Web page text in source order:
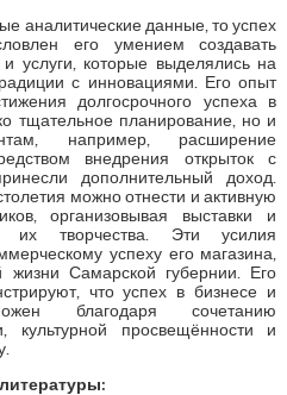
аналитические данные, то успех
его умением создавать
услуги, которые выделялись на
с инновациями. Его опыт
долгосрочного успеха в
тщательное планирование, но и
например, расширение
внедрения открыток с
дополнительный доход.
можно отнести и активную
организовывая выставки и
их творчества. Эти усилия
успеху его магазина,
жизни Самарской губернии. Его
что успех в бизнесе и
благодаря сочетанию
культурной просвещённости и